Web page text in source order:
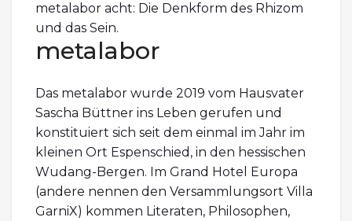
metalabor acht: Die Denkform des Rhizom
und das Sein.
metalabor
Das metalabor wurde 2019 vom Hausvater
Sascha Büttner ins Leben gerufen und
konstituiert sich seit dem einmal im Jahr im
kleinen Ort Espenschied, in den hessischen
Wudang-Bergen. Im Grand Hotel Europa
(andere nennen den Versammlungsort Villa
GarniX) kommen Literaten, Philosophen,